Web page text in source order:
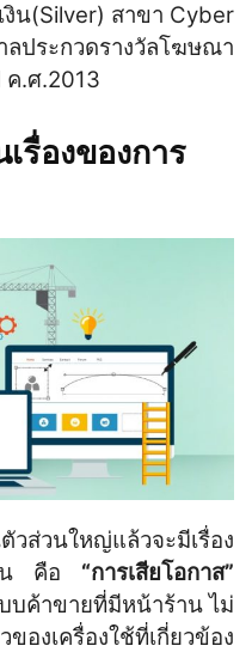
น(Silver) สาขา Cyber
ประกวดรางวัลโฆษณา
ค.ศ.2013
รื่องของการ
ส่วนใหญ่แล้วจะมีเรื่อง
กัน คือ “การเสียโอกาส”
บค้าขายที่มีหน้าร้าน ไม่
องเครื่องใช้ที่เกี่ยวข้อง